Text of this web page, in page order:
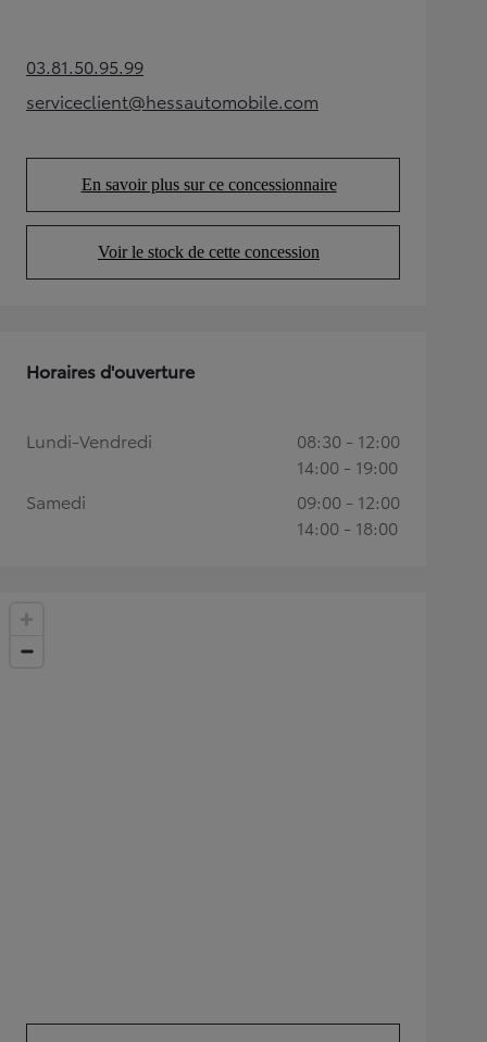
03.81.50.95.99(Opens in new tab)
serviceclient@hessautomobile.com
(Opens in new tab)
En savoir plus sur ce concessionnaire
(Opens in new tab)
Voir le stock de cette concession
(Opens in new tab)
Horaires d'ouverture
Lundi-Vendredi
08:30 - 12:00
14:00 - 19:00
Samedi
09:00 - 12:00
14:00 - 18:00